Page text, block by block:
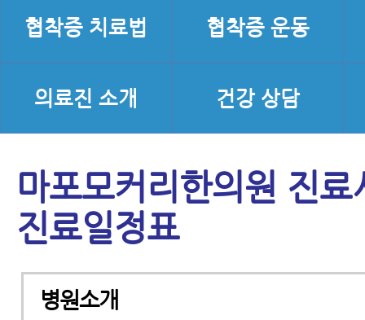
협착증 치료법 협착증 운동
의료진 소개 건강 상담
마포모커리한의원 진
진료일정표
병원소개